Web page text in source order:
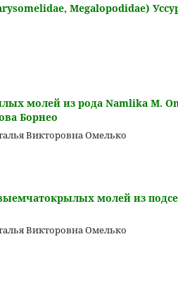
Megalopodidae)
молей из рода Namlika M.
Борнео
Викторовна Омелько
молей из
Викторовна Омелько